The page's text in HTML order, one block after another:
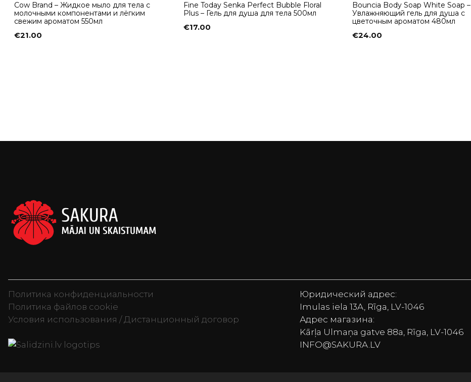
Cow Brand – Жидкое мыло для тела с
молочными компонентами и лёгким
свежим ароматом 550мл
€21.00
Fine Today Senka Perfect Bubble Floral
Plus – Гель для душа для тела 500мл
€17.00
Bouncia Body Soap White Soap –
Увлажняющий гель для душа с
цветочным ароматом 480мл
€24.00
Политика конфиденциальности
Политика файлов cookie
Условия использования / Дистанционный договор
Televizori, Sporta uzturs, Skuvekļi, Monitori, Lego, Bezvadu skaļruņi, Putekļu sūcēji
Юридический адрес:
Imulas iela 13A, Rīga, LV-1046
Адрес магазина:
Kārļa Ulmaņa gatve 88a, Rīga, LV-1046
INFO@SAKURA.LV